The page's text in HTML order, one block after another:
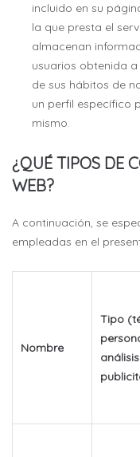
incluido en su
la que presta el
almacenan
usuarios obtenida
de sus hábitos de
un perfil específico
mismo.
¿QUÉ TIPOS DE
WEB?
A continuación, se
empleadas en el
Nombre
Tipo